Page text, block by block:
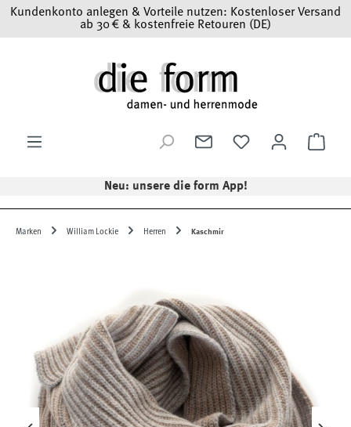
Zum Hauptinhalt springen
Kundenkonto anlegen & Vorteile nutzen: Kostenloser Versand
ab 30 € & kostenfreie Retouren (DE)
Neu: unsere die form App!
Marken William Lockie Herren Kaschmir